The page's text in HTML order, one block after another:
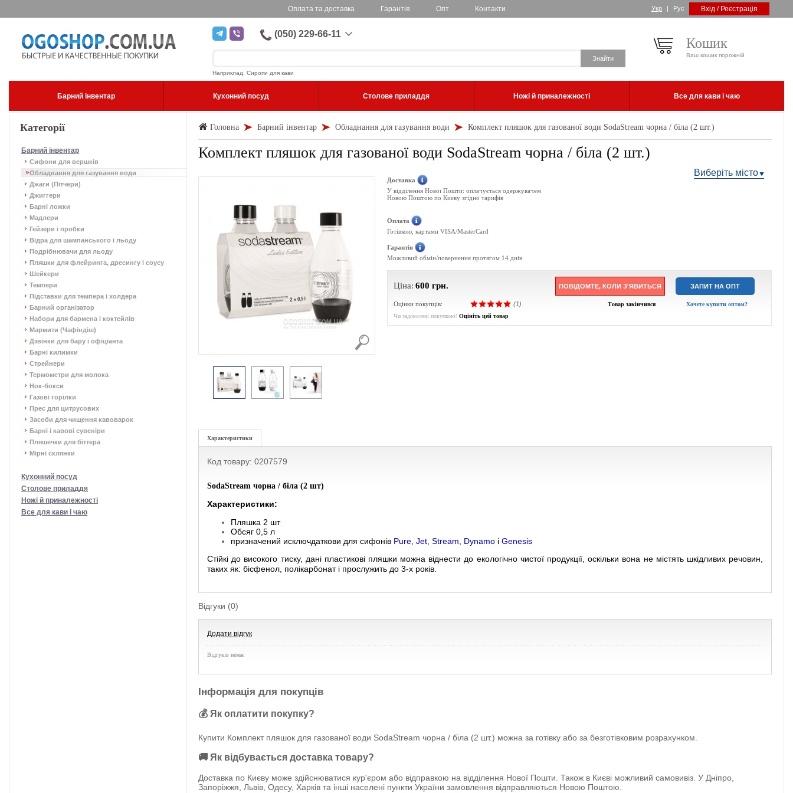
Оплата та доставка Гарантія Опт Контакти Укр | Рус Вхід / Реєстрація
(050) 229-66-11
Наприклад, Сиропи для кави
Кошик
Ваш кошик порожній
Барний інвентар Кухонний посуд Столове приладдя Ножі й приналежності Все для кави і чаю
Категорії
Барний інвентар
Сифони для вершків
Обладнання для газування води
Джаги (Пітчери)
Джиггери
Барні ложки
Мадлери
Гейзери і пробки
Відра для шампанського і льоду
Подрібнювачи для льоду
Пляшки для флейринга, дресингу і соусу
Шейкери
Темпери
Підставки для темпера і холдера
Барний організатор
Набори для бармена і коктейлів
Мармити (Чафіндіш)
Дзвінки для бару і офіціанта
Барні килимки
Стрейнери
Термометри для молока
Нок-бокси
Газові горілки
Прес для цитрусових
Засоби для чищення кавоварок
Барні і кавові сувеніри
Пляшечки для біттера
Мірні склянки
Кухонний посуд
Столове приладдя
Ножі й приналежності
Все для кави і чаю
Головна Барний інвентар Обладнання для газування води Комплект пляшок для газованої води SodaStream чорна / біла (2 шт.)
Комплект пляшок для газованої води SodaStream чорна / біла (2 шт.)
Виберіть місто
Доставка
У відділення Нової Пошти: оплачується одержувачем
Новою Поштою по Києву згідно тарифів
Оплата
Готівкою, картами VISA/MasterCard
Гарантія
Можливий обмін/повернення протягом 14 днів
Ціна: 600 грн. ПОВІДОМТЕ, КОЛИ З'ЯВИТЬСЯ ЗАПИТ НА ОПТ
Оцінки покупців: (1) Товар закінчився
Хочете купити оптом?
Чи задоволені покупкою? Оцініть цей товар
Характеристики
Код товару: 0207579
SodaStream чорна / біла (2 шт)
Характеристики:
Пляшка 2 шт
Обсяг 0,5 л
призначений исключдаткови для сифонів Pure , Jet, Stream, Dynamo і Genesis
Стійкі до високого тиску, дані пластикові пляшки можна віднести до екологічно чистої продукції, оскільки вона не містять шкідливих речовин,
таких як: бісфенол, полікарбонат і прослужить до 3-х років.
Відгуки (0)
Додати відгук
Відгуків немає
Інформація для покупців
💰 Як оплатити покупку?
Купити Комплект пляшок для газованої води SodaStream чорна / біла (2 шт.) можна за готівку або за безготівковим розрахунком.
🚚 Як відбувається доставка товару?
Доставка по Києву може здійснюватися кур'єром або відправкою на відділення Нової Пошти. Також в Києві можливий самовивіз. У Дніпро,
Запоріжжя, Львів, Одесу, Харків та інші населені пункти України замовлення відправляються Новою Поштою.